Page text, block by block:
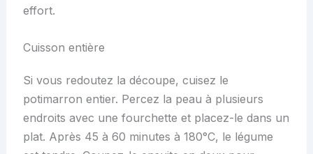
effort.
Cuisson entière
Si vous redoutez la découpe, cuisez le
potimarron entier. Percez la peau à plusieurs
endroits avec une fourchette et placez-le dans un
plat. Après 45 à 60 minutes à 180°C, le légume